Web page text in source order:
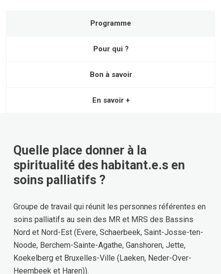
Programme
Pour qui ?
Bon à savoir
En savoir +
Quelle place donner à la
spiritualité des habitant.e.s en
soins palliatifs ?
Groupe de travail qui réunit les personnes référentes en
soins palliatifs au sein des MR et MRS des Bassins
Nord et Nord-Est (Evere, Schaerbeek, Saint-Josse-ten-
Noode, Berchem-Sainte-Agathe, Ganshoren, Jette,
Koekelberg et Bruxelles-Ville (Laeken, Neder-Over-
Heembeek et Haren)).